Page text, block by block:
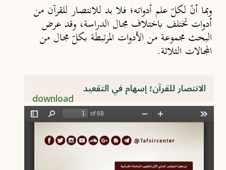
وبما أنّ لكلّ علم أدواته؛ فلا بد للانتصار للقرآن من
أدوات تختلف باختلاف مجال الدراسة، وقد عرض
البحث مجموعة من الأدوات المرتبطة بكلّ مجال من
المجالات الثلاثة.
الانتصار للقرآن؛ إسهام في التقعيد